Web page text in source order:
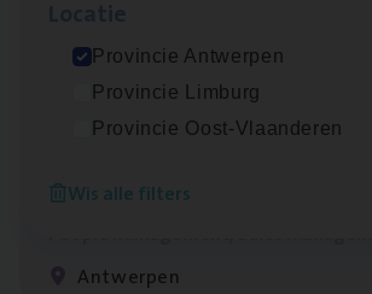
Provincie Antwerpen
Provincie Limburg
Provincie Oost-Vlaanderen
Wis alle filters
Insurance Operations
Beveren
Busi­ness Mana­ger Mari­ne Cargo
Antwerpen